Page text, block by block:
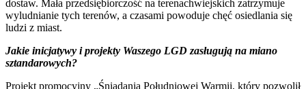
dostaw. Mała przedsiębiorczość na terenachwiejskich zatrzymuje
wyludnianie tych terenów, a czasami powoduje chęć osiedlania się
ludzi z miast.
Jakie inicjatywy i projekty Waszego LGD zasługują na miano
sztandarowych?
Projekt promocyjny „Śniadania Południowej Warmii, który pozwolił